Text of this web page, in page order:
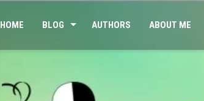
HOME BLOG AUTHORS ABOUT ME